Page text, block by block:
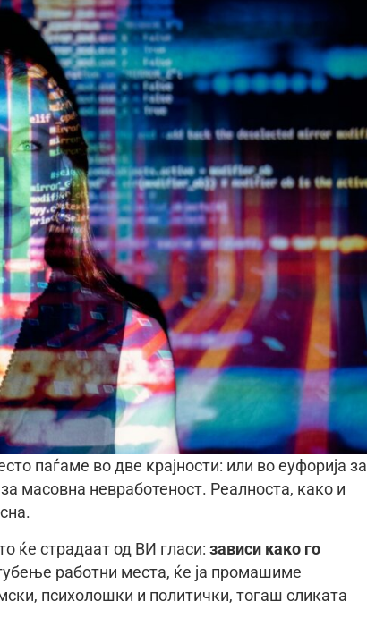
паѓаме во две крајности: или во еуфорија за
масовна невработеност. Реалноста, како и
ќе страдаат од ВИ гласи: зависи како го
работни места, ќе ја промашиме
психолошки и политички, тогаш сликата